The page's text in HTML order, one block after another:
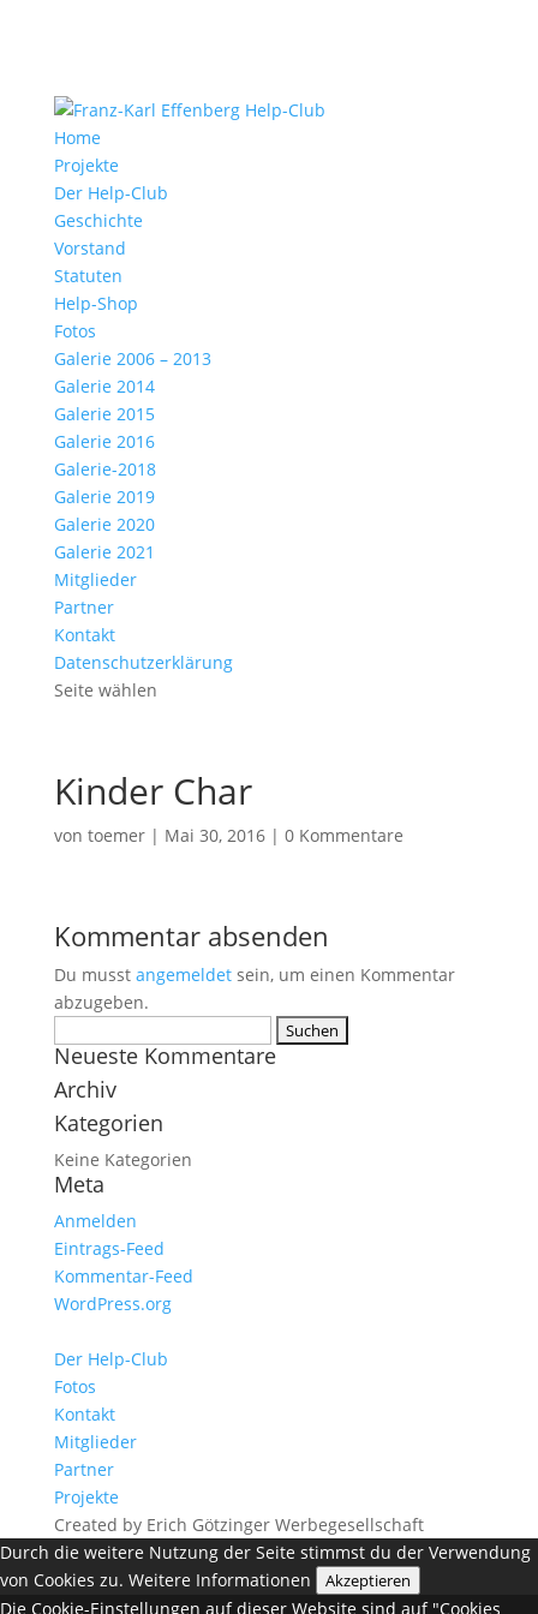
Home
Projekte
Der Help-Club
Geschichte
Vorstand
Statuten
Help-Shop
Fotos
Galerie 2006 – 2013
Galerie 2014
Galerie 2015
Galerie 2016
Galerie-2018
Galerie 2019
Galerie 2020
Galerie 2021
Mitglieder
Partner
Kontakt
Datenschutzerklärung
Seite wählen
Kinder Char
von toemer| Mai 30, 2016| 0 Kommentare
Kommentar absenden
Du musst angemeldetsein, um einen Kommentar
abzugeben.
nach:
Neueste Kommentare
Archiv
Kategorien
Keine Kategorien
Meta
Anmelden
Eintrags-Feed
Kommentar-Feed
WordPress.org
Der Help-Club
Fotos
Kontakt
Mitglieder
Partner
Projekte
Created by Erich Götzinger Werbegesellschaft
Durch die weitere Nutzung der Seite stimmst du der Verwendung
von Cookies zu. Weitere Informationen Akzeptieren
Die Cookie-Einstellungen auf dieser Website sind auf "Cookies